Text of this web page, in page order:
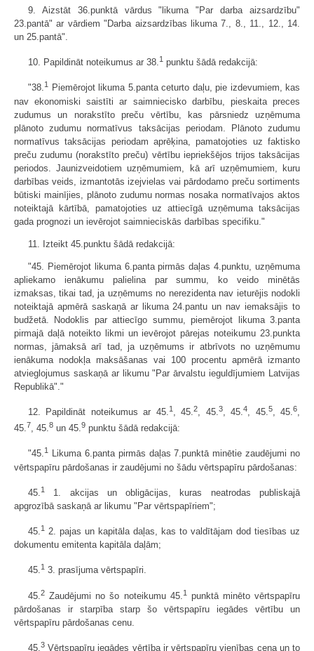
9. Aizstāt 36.punktā vārdus "likuma "Par darba aizsardzību"
23.pantā" ar vārdiem "Darba aizsardzības likuma 7., 8., 11., 12., 14.
un 25.pantā".
10. Papildināt noteikumus ar 38.1 punktu šādā redakcijā:
"38.1
Piemērojot likuma 5.panta ceturto daļu, pie izdevumiem, kas
nav ekonomiski saistīti ar saimniecisko darbību, pieskaita preces
zudumus un norakstīto preču vērtību, kas pārsniedz uzņēmuma
plānoto zudumu normatīvus taksācijas periodam. Plānoto zudumu
normatīvus taksācijas periodam aprēķina, pamatojoties uz faktisko
preču zudumu (norakstīto preču) vērtību iepriekšējos trijos taksācijas
periodos. Jaunizveidotiem uzņēmumiem, kā arī uzņēmumiem, kuru
darbības veids, izmantotās izejvielas vai pārdodamo preču sortiments
būtiski mainījies, plānoto zudumu normas nosaka normatīvajos aktos
noteiktajā kārtībā, pamatojoties uz attiecīgā uzņēmuma taksācijas
gada prognozi un ievērojot saimnieciskās darbības specifiku."
11. Izteikt 45.punktu šādā redakcijā:
"45. Piemērojot likuma 6.panta pirmās daļas 4.punktu, uzņēmuma
apliekamo ienākumu palielina par summu, ko veido minētās
izmaksas, tikai tad, ja uzņēmums no nerezidenta nav ieturējis nodokli
noteiktajā apmērā saskaņā ar likuma 24.pantu un nav iemaksājis to
budžetā. Nodoklis par attiecīgo summu, piemērojot likuma 3.panta
pirmajā daļā noteikto likmi un ievērojot pārejas noteikumu 23.punkta
normas, jāmaksā arī tad, ja uzņēmums ir atbrīvots no uzņēmumu
ienākuma nodokļa maksāšanas vai 100 procentu apmērā izmanto
atvieglojumus saskaņā ar likumu "Par ārvalstu ieguldījumiem Latvijas
Republikā"."
12. Papildināt noteikumus ar 45. 1, 45.2 , 45. 3, 45.4 , 45. 5, 45.6
45.7, 45.8 un 45.9 punktu šādā redakcijā:
"45.1
Likuma 6.panta pirmās daļas 7.punktā minētie zaudējumi no
vērtspapīru pārdošanas ir zaudējumi no šādu vērtspapīru pārdošanas:
45. 1
1. akcijas un obligācijas, kuras neatrodas publiskajā
apgrozībā saskaņā ar likumu "Par vērtspapīriem";
45.1 2. pajas un kapitāla daļas, kas to valdītājam dod tiesības uz
dokumentu emitenta kapitāla daļām;
45.1 3. prasījuma vērtspapīri.
45. 2 Zaudējumi no šo noteikumu 45. 1punktā minēto vērtspapīru
pārdošanas ir starpība starp šo vērtspapīru iegādes vērtību un
vērtspapīru pārdošanas cenu.
45.3 Vērtspapīru iegādes vērtība ir vērtspapīru vienības cena un to